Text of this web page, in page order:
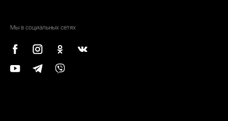
Мы в социальных сетях